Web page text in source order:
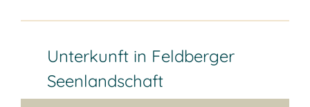
Unterkunft in Feldberger
Seenlandschaft